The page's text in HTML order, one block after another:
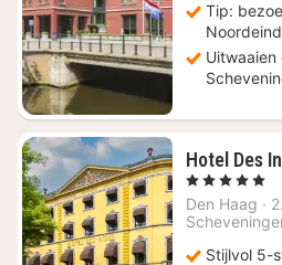
Tip:
Hotel Des
, 5 Sterren
Den Haag ·
Stijlvol 5-